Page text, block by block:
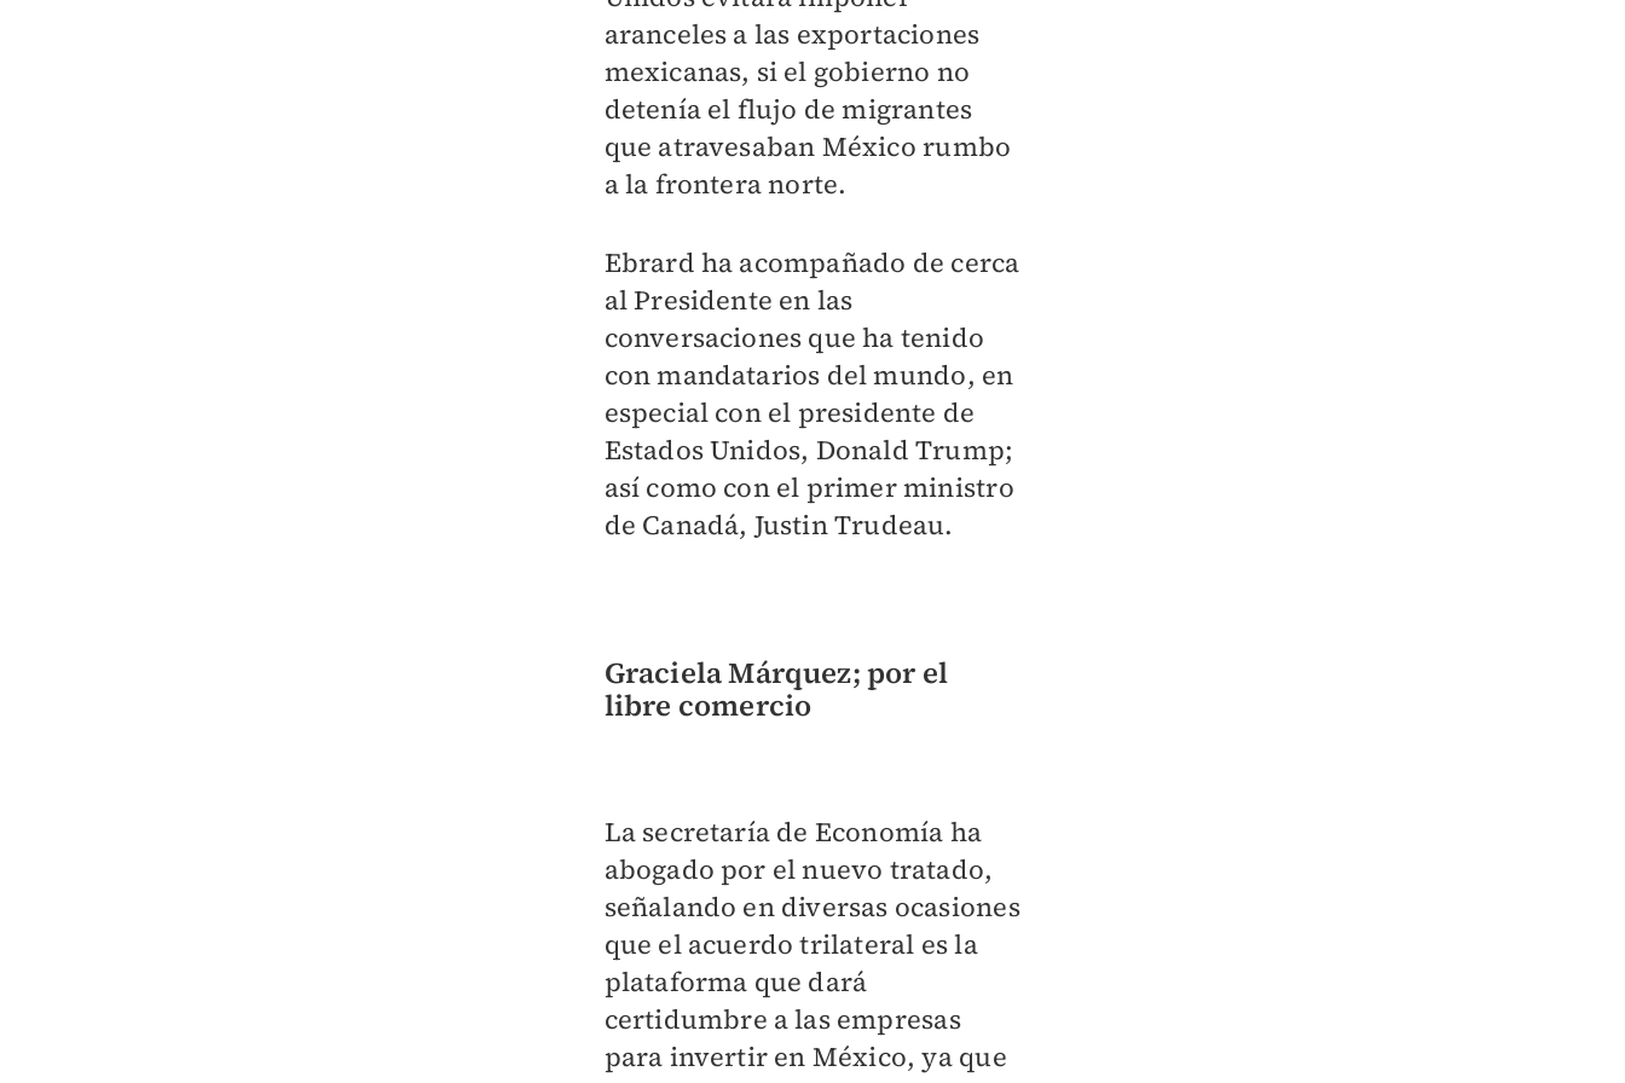
aranceles a las exportaciones
mexicanas, si el gobierno no
detenía el flujo de migrantes
que atravesaban México rumbo
a la frontera norte.
Ebrard ha acompañado de cerca
al Presidente en las
conversaciones que ha tenido
con mandatarios del mundo, en
especial con el presidente de
Estados Unidos, Donald Trump;
así como con el primer ministro
de Canadá, Justin Trudeau.
Graciela Márquez; por el
libre comercio
La secretaría de Economía ha
abogado por el nuevo tratado,
señalando en diversas ocasiones
que el acuerdo trilateral es la
plataforma que dará
certidumbre a las empresas
para invertir en México, ya que